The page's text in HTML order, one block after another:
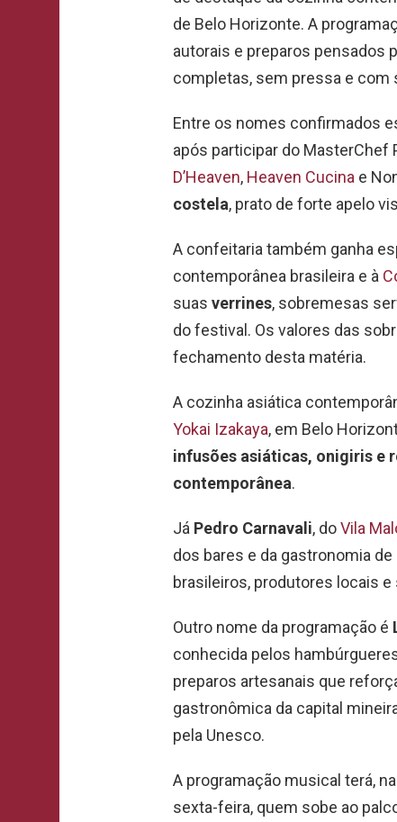
de Belo Horizonte. A
autorais e preparos pensados
completas, sem pressa e com
Entre os nomes confirmados
após participar do
D’Heaven, Heaven Cucina e
costela, prato de forte apelo
A confeitaria também ganha
contemporânea brasileira e à
suas verrines, sobremesas
do festival. Os valores das
fechamento desta matéria.
A cozinha asiática
Yokai Izakaya, em Belo
infusões asiáticas, onigiris e
contemporânea.
Já Pedro Carnavali, doVila
dos bares e da gastronomia
brasileiros, produtores locais
Outro nome da programação é
conhecida pelos
preparos artesanais que
gastronômica da capital
pela Unesco.
A programação musical terá,
sexta-feira, quem sobe ao